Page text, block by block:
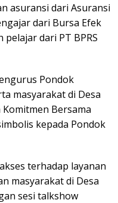
asuransi dari Asuransi
dari Bursa Efek
dari PT BPRS
Pondok
masyarakat di Desa
Bersama
kepada Pondok
terhadap layanan
masyarakat di Desa
sesi talkshow